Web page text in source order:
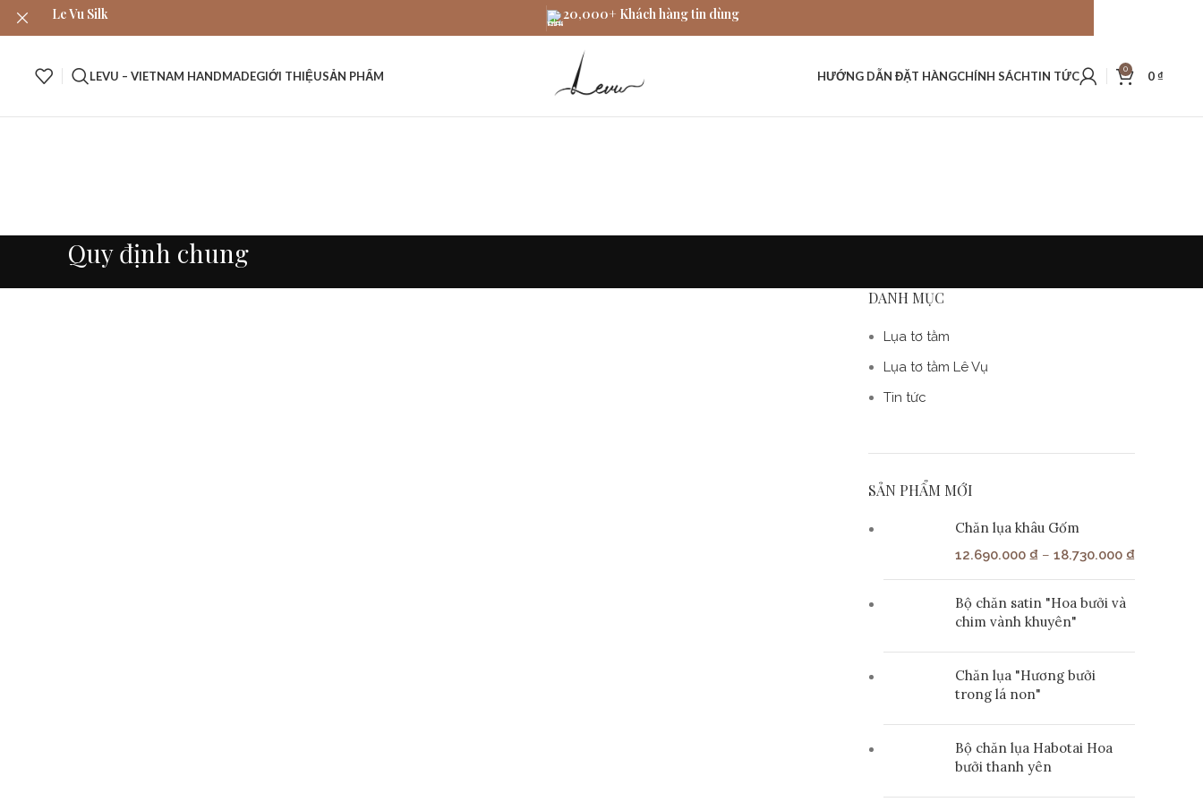
LEVU – VIETNAM HANDMADEGIỚI THIỆUSẢN PHẨM HƯỚNG DẪN ĐẶT HÀNGCHÍNH SÁCHTIN TỨC 0 0₫
Quy định chung
DANH MỤC
Lụa tơ tằm
Lụa tơ tằm Lê Vụ
Tin tức
SẢN PHẨM MỚI
Chăn lụa khâu Gốm
12.690.000 ₫ – 18.730.000 ₫
Bộ chăn satin "Hoa bưởi và
chim vành khuyên"
Chăn lụa "Hương bưởi
trong lá non"
Bộ chăn lụa Habotai Hoa
bưởi thanh yên
Le Vu Silk 20,000+ Khách hàng tin dùng